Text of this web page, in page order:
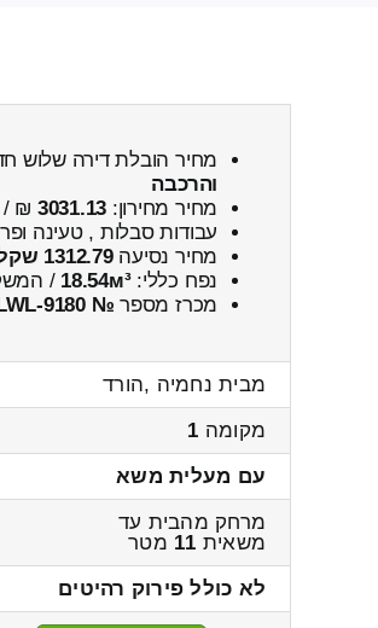
מחיר הובלת דירה שלוש
והרכבה
מחיר מחירון: 3031.13
₪ /
עבודות סבלות , טעינה
מחיר נסיעה1312.79 שקל
נפח כללי:18.54м³
/
מכרז מספר № VLWL-9180
מבית נחמיה ,הורד
מקומה 1
עם מעלית משא
מרחק מהבית עד
משאית 11 מטר
לא כולל פירוק רהיטים